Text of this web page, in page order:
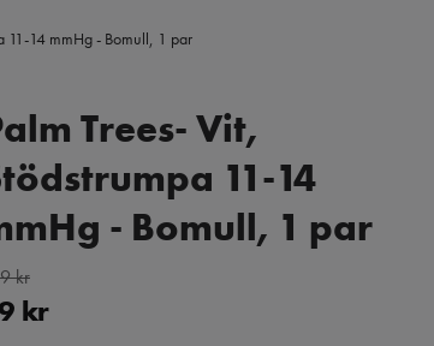
11-14 mmHg - Bomull, 1 par
Trees- Vit,
11-14
- Bomull, 1 par
kr
kr